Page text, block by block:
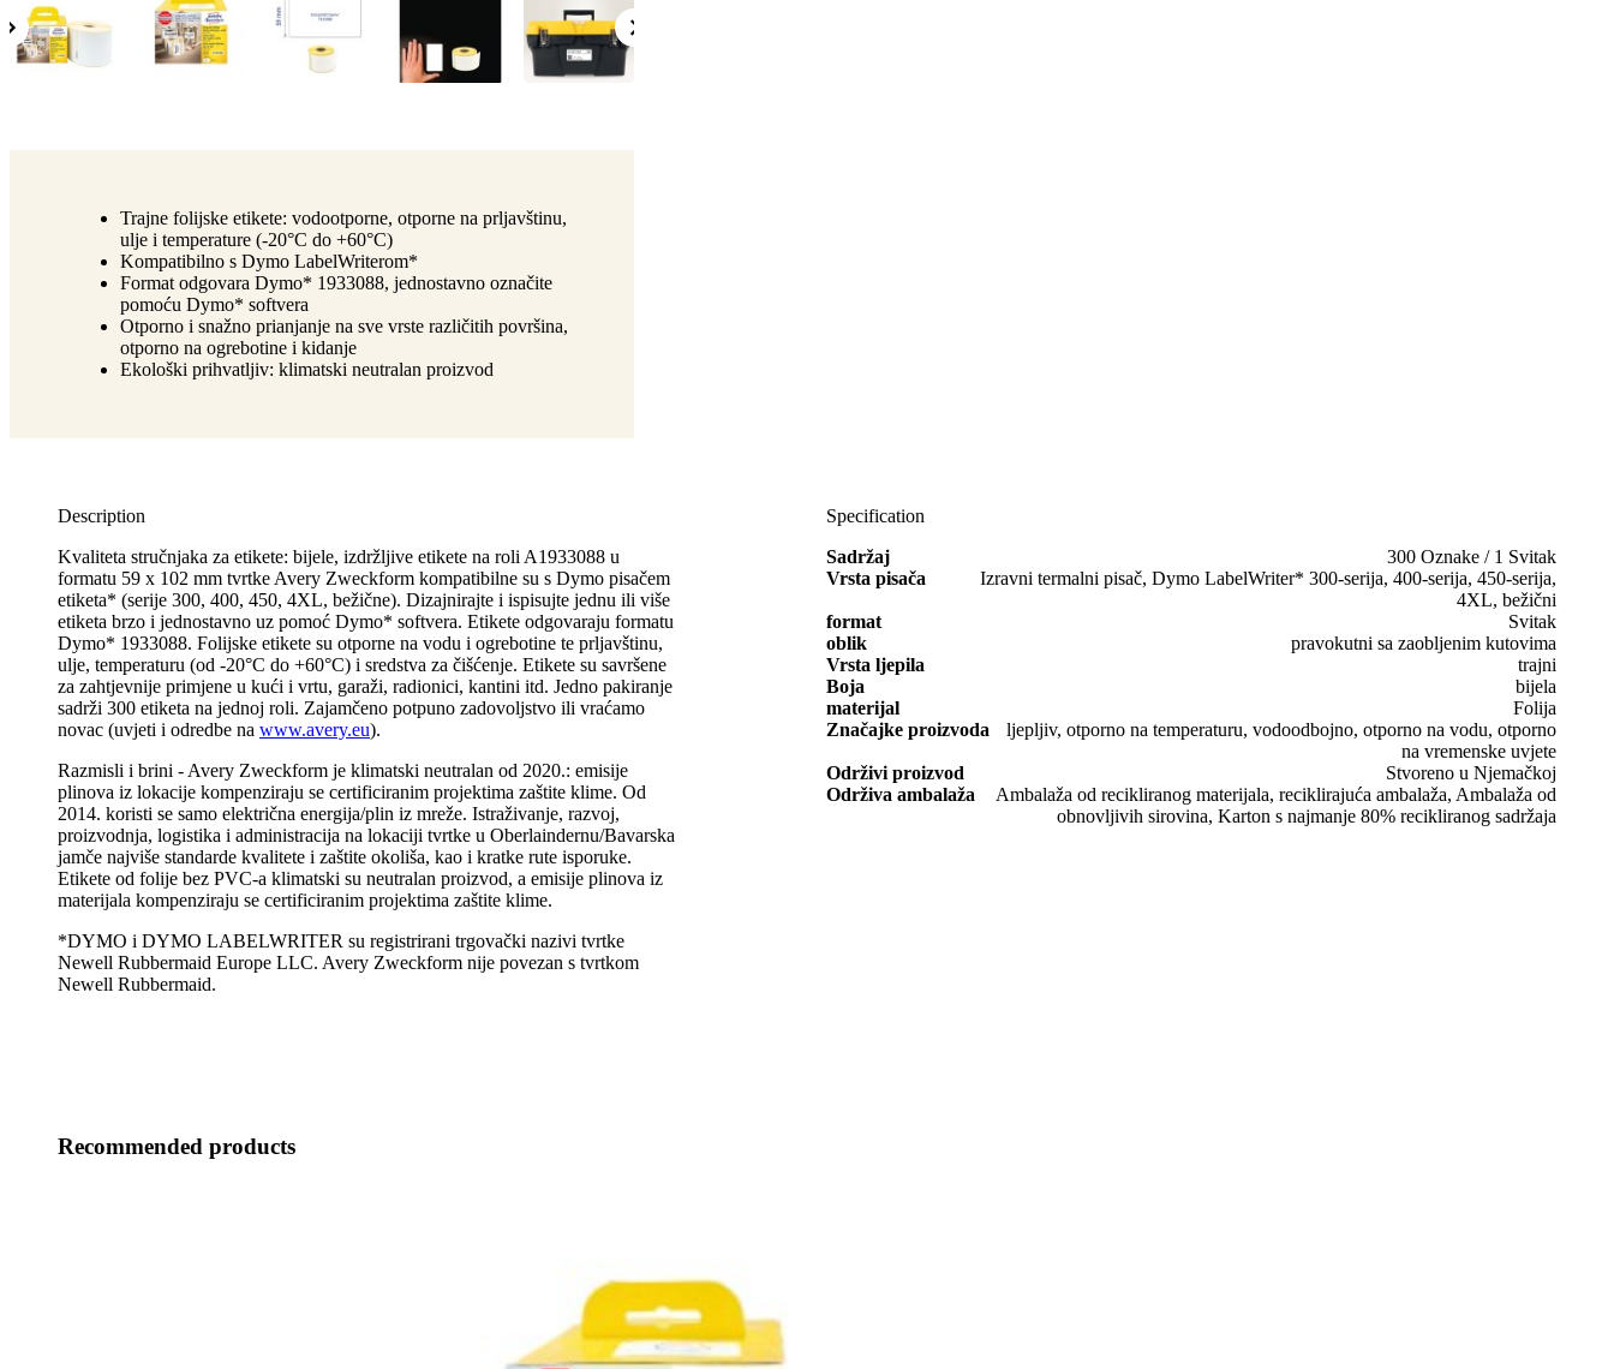
Trajne folijske etikete: vodootporne, otporne na prljavštinu,
ulje i temperature (-20°C do +60°C)
Kompatibilno s Dymo LabelWriterom*
Format odgovara Dymo* 1933088, jednostavno označite
pomoću Dymo* softvera
Otporno i snažno prianjanje na sve vrste različitih površina,
otporno na ogrebotine i kidanje
Ekološki prihvatljiv: klimatski neutralan proizvod
Description
Kvaliteta stručnjaka za etikete: bijele, izdržljive etikete na roli A1933088 u
formatu 59 x 102 mm tvrtke Avery Zweckform kompatibilne su s Dymo pisačem
etiketa* (serije 300, 400, 450, 4XL, bežične). Dizajnirajte i ispisujte jednu ili više
etiketa brzo i jednostavno uz pomoć Dymo* softvera. Etikete odgovaraju formatu
Dymo* 1933088. Folijske etikete su otporne na vodu i ogrebotine te prljavštinu,
ulje, temperaturu (od -20°C do +60°C) i sredstva za čišćenje. Etikete su savršene
za zahtjevnije primjene u kući i vrtu, garaži, radionici, kantini itd. Jedno pakiranje
sadrži 300 etiketa na jednoj roli. Zajamčeno potpuno zadovoljstvo ili vraćamo
novac (uvjeti i odredbe na www.avery.eu).
Razmisli i brini - Avery Zweckform je klimatski neutralan od 2020.: emisije
plinova iz lokacije kompenziraju se certificiranim projektima zaštite klime. Od
2014. koristi se samo električna energija/plin iz mreže. Istraživanje, razvoj,
proizvodnja, logistika i administracija na lokaciji tvrtke u Oberlaindernu/Bavarska
jamče najviše standarde kvalitete i zaštite okoliša, kao i kratke rute isporuke.
Etikete od folije bez PVC-a klimatski su neutralan proizvod, a emisije plinova iz
materijala kompenziraju se certificiranim projektima zaštite klime.
*DYMO i DYMO LABELWRITER su registrirani trgovački nazivi tvrtke
Newell Rubbermaid Europe LLC. Avery Zweckform nije povezan s tvrtkom
Newell Rubbermaid.
Specification
Sadržaj
300 Oznake / 1 Svitak
Vrsta pisača
Izravni termalni pisač, Dymo LabelWriter* 300-serija, 400-serija, 450-serija,
4XL, bežični
format
Svitak
oblik
pravokutni sa zaobljenim kutovima
Vrsta ljepila
trajni
Boja
bijela
materijal
Folija
Značajke proizvoda
ljepljiv, otporno na temperaturu, vodoodbojno, otporno na vodu, otporno
na vremenske uvjete
Održivi proizvod
Stvoreno u Njemačkoj
Održiva ambalaža
Ambalaža od recikliranog materijala, reciklirajuća ambalaža, Ambalaža od
obnovljivih sirovina, Karton s najmanje 80% recikliranog sadržaja
Recommended products